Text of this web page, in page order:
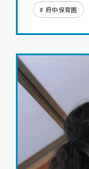
府中保育園